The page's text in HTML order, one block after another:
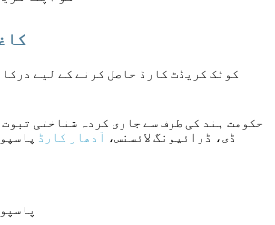
کوٹک کریڈٹ کارڈ حاصل کرنے کے لیے
حکومت ہند کی طرف سے جاری کردہ شناختی
ڈی، ڈرائیونگ لائسنس، آدھار کارڈ